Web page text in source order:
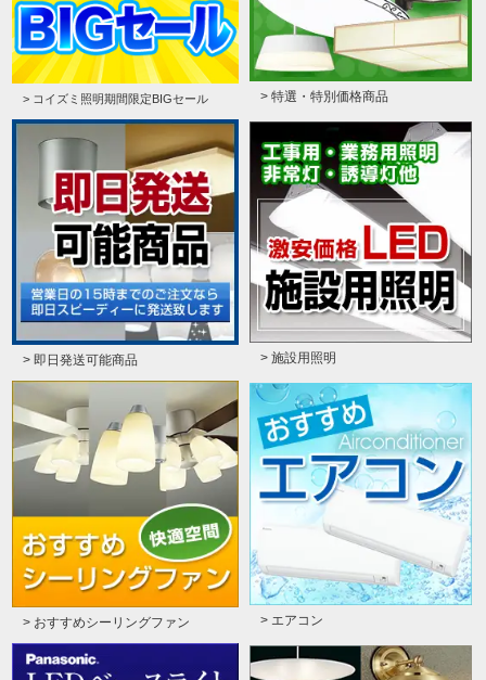
> コイズミ照明期間限定BIGセール > 特選・特別価格商品
> 即日発送可能商品 > 施設用照明
> おすすめシーリングファン > エアコン